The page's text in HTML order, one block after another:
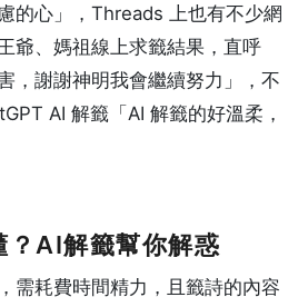
的心 」，Threads 上也有不少網
爺、媽祖線上求籤結果，直呼
，謝謝神明我會繼續努力」，不
AI 解籤「AI 解籤的好溫柔，
？AI解籤幫你解惑
需耗費時間精力，且籤詩的內容